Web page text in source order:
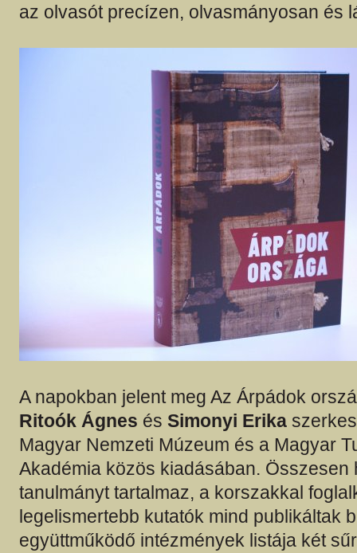
az olvasót precízen, olvasmányosan és
A napokban jelent meg Az Árpádok
Ritoók Ágnes és Simonyi Erika
Magyar Nemzeti Múzeum és a Magyar
Akadémia közös kiadásában. Összesen
tanulmányt tartalmaz, a korszakkal
legelismertebb kutatók mind publikáltak
együttműködő intézmények listája két